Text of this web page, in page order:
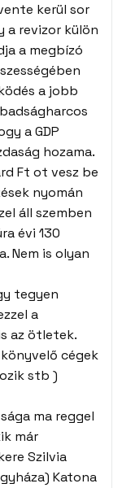
kerül sor
a revizor külön
a megbízó
a jobb
a GDP
hozama.
Ft ot vesz be
nyomán
áll szemben
évi 130
Nem is olyan
tegyen
a
az ötletek.
cégek
stb )
ma reggel
már
Szilvia
Katona